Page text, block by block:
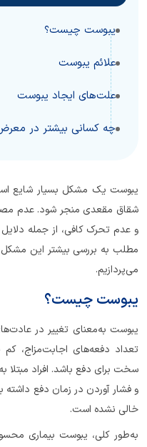
یبوست چیست؟
علائم یبوست
علت‌های ایجاد یبوست
چه کسانی بیشتر در معرض
یبوست یک مشکل بسیار شایع
شقاق مقعدی منجر شود. عدم
و عدم تحرک کافی، از جمله
مطلب به بررسی بیشتر این
می‌پردازیم.
یبوست چیست؟
یبوست به‌معنای تغییر در
تعداد دفعه‌های اجابت‌مزاج،
سخت برای دفع باشد. افراد مبتلا
و فشار آوردن در زمان دفع
خالی نشده است.
به‌طور کلی، یبوست بیماری